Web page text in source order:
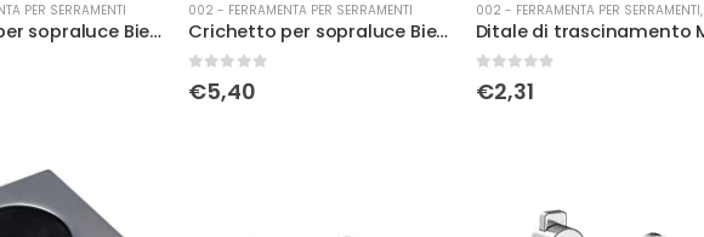
PER SERRAMENTI
Crichetto per sopraluce Bienne. c/inc cs
002 - FERRAMENTA PER SERRAMENTI
Crichetto per sopraluce Bienne. c/inc ottone lucido
€5,40
002 - FERRAMENTA PER SERRAMENTI,
Su 5
€2,31